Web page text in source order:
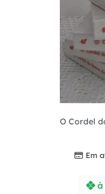
O Cordel
Em
à